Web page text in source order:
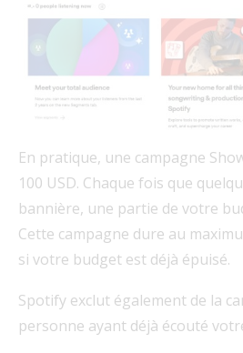
En pratique, une campagne
100 USD. Chaque fois que
bannière, une partie de votre
Cette campagne dure au
si votre budget est déjà épuisé.
Spotify exclut également de la
personne ayant déjà écouté